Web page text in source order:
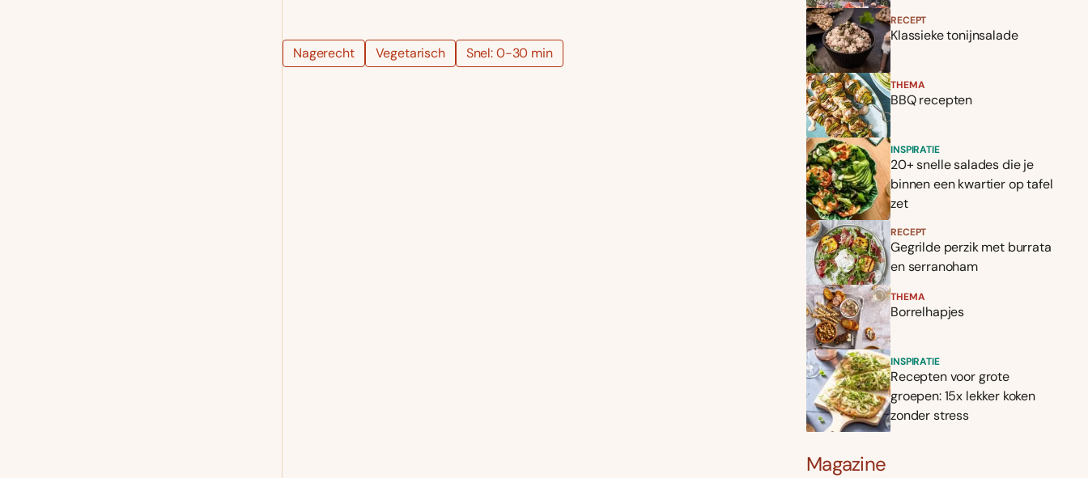
Nagerecht Vegetarisch Snel: 0-30 min
RECEPT
Klassieke tonijnsalade
THEMA
BBQ recepten
INSPIRATIE
20+ snelle salades die je
binnen een kwartier op tafel
zet
RECEPT
Gegrilde perzik met burrata
en serranoham
THEMA
Borrelhapjes
INSPIRATIE
Recepten voor grote
groepen: 15x lekker koken
zonder stress
Magazine